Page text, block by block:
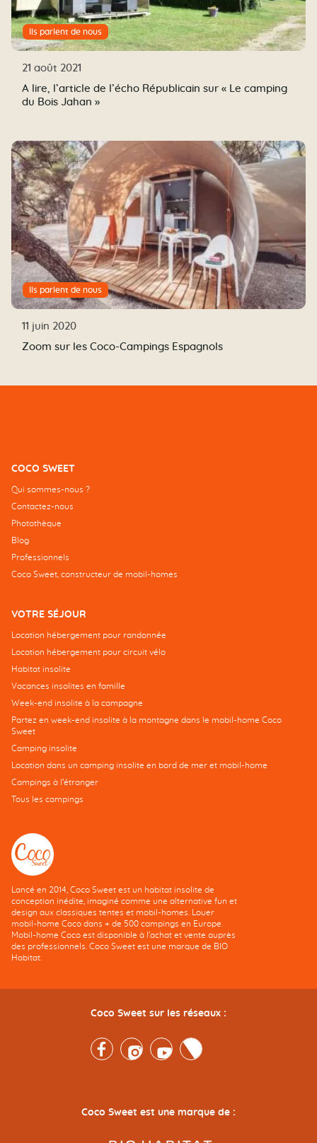
Ils parlent de nous
21 août 2021
A lire, l’article de l’écho Républicain sur « Le camping
du Bois Jahan »
Ils parlent de nous
11 juin 2020
Zoom sur les Coco-Campings Espagnols
COCO SWEET
Qui sommes-nous ?
Contactez-nous
Photothèque
Blog
Professionnels
Coco Sweet, constructeur de mobil-homes
VOTRE SÉJOUR
Location hébergement pour randonnée
Location hébergement pour circuit vélo
Habitat insolite
Vacances insolites en famille
Week-end insolite à la campagne
Partez en week-end insolite à la montagne dans le mobil-home Coco
Sweet
Camping insolite
Location dans un camping insolite en bord de mer et mobil-home
Campings à l’étranger
Tous les campings
Lancé en 2014, Coco Sweet est un habitat insolite de
conception inédite, imaginé comme une alternative fun et
design aux classiques tentes et mobil-homes. Louer
mobil-home Coco dans + de 500 campings en Europe.
Mobil-home Coco est disponible à l'achat et vente auprès
des professionnels. Coco Sweet est une marque de BIO
Habitat.
Coco Sweet sur les réseaux :
FacebookInstagramYoutubeTwitter
Coco Sweet est une marque de :